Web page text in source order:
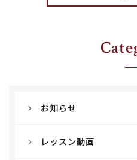
お知らせ
レッスン動画